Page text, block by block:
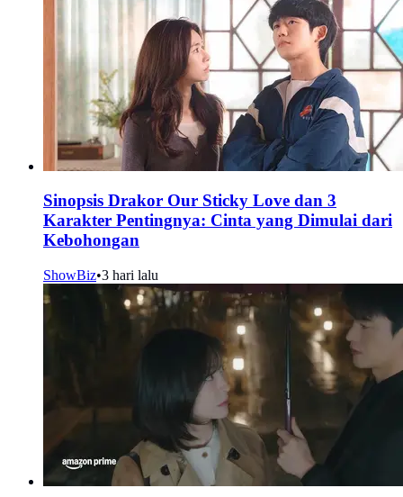
Sinopsis Drakor Our Sticky Love dan 3
Karakter Pentingnya: Cinta yang Dimulai dari
Kebohongan
ShowBiz•3 hari lalu